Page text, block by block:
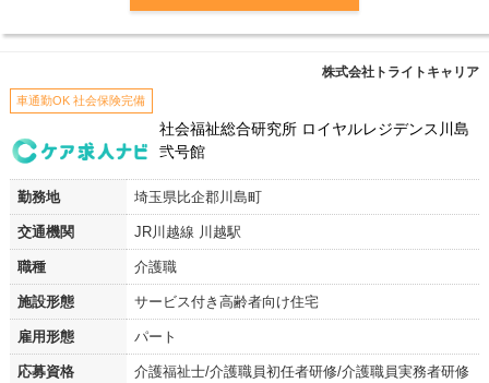
株式会社トライトキャリア
車通勤OK 社会保険完備
社会福祉総合研究所 ロイヤルレジデンス川島
弐号館
勤務地 埼玉県比企郡川島町
交通機関 JR川越線 川越駅
職種 介護職
施設形態 サービス付き高齢者向け住宅
雇用形態 パート
応募資格 介護福祉士/介護職員初任者研修/介護職員実務者研修